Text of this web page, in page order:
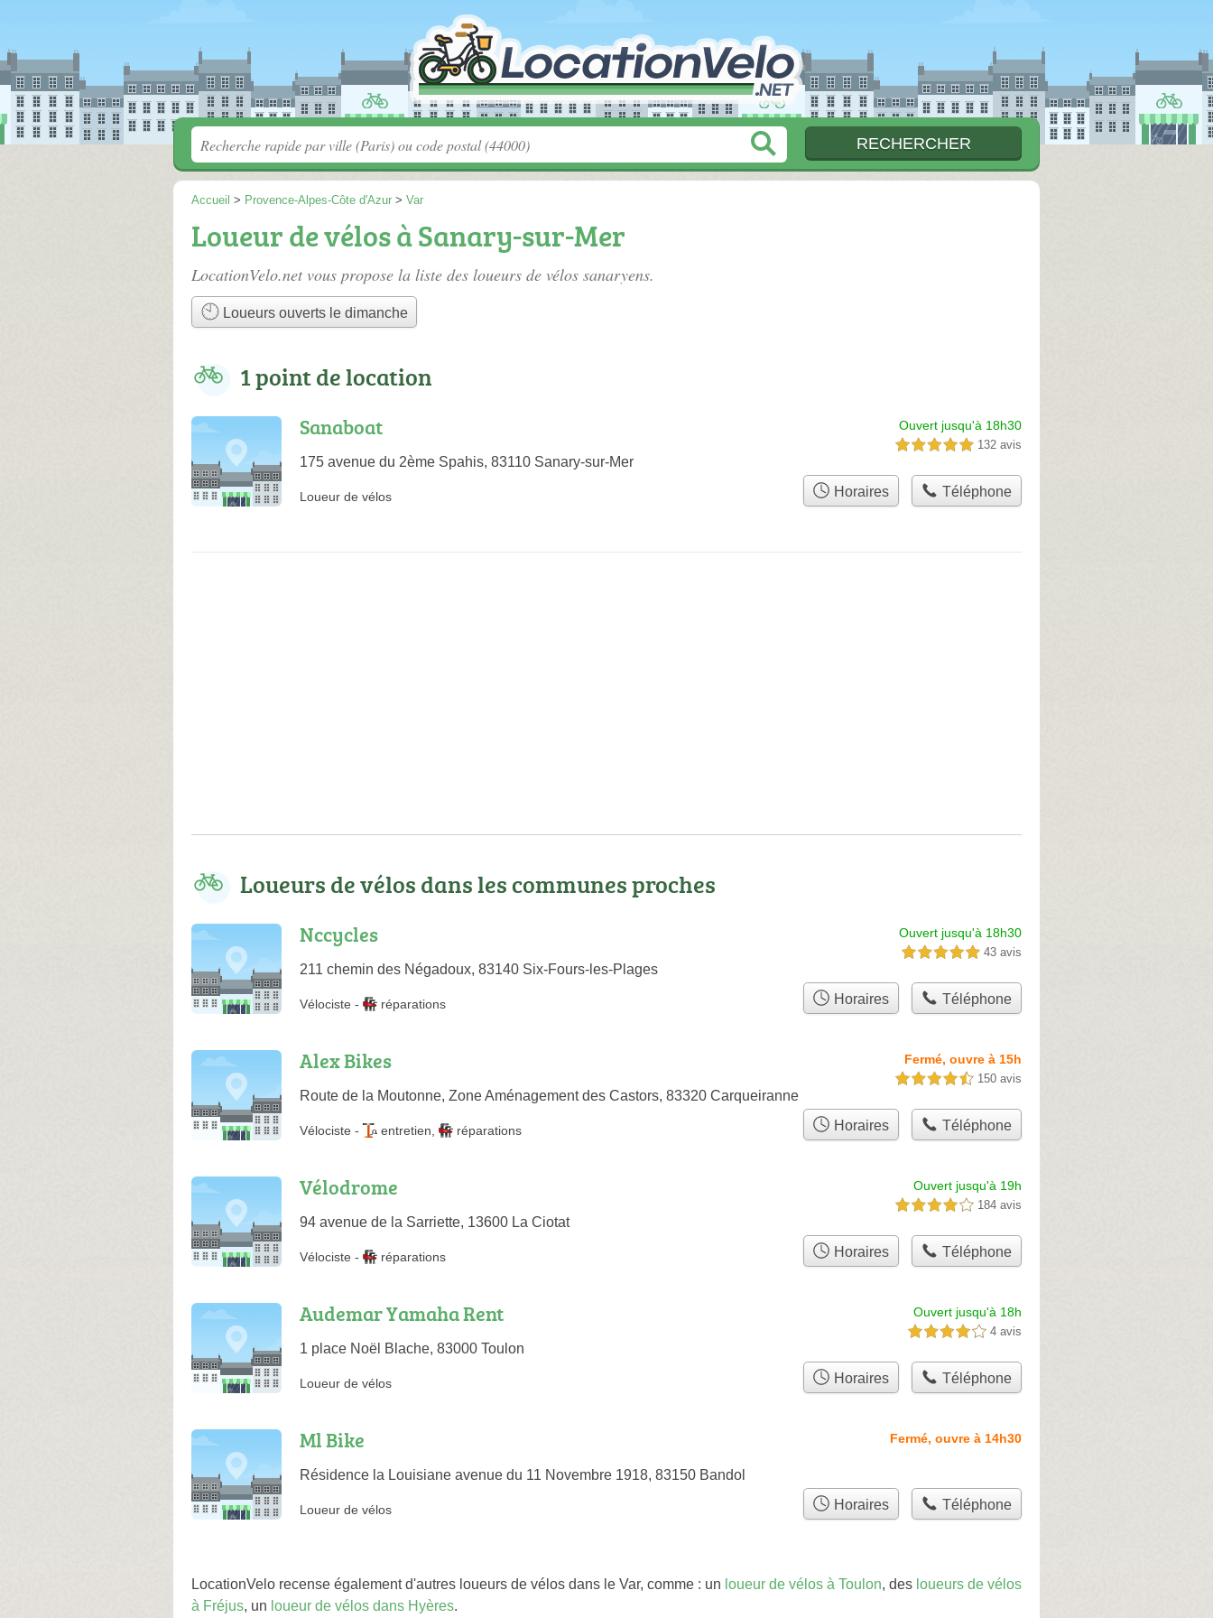
Accueil > Provence-Alpes-Côte d'Azur > Var
Loueur de vélos à Sanary-sur-Mer
LocationVelo.net vous propose la liste des loueurs de vélos sanaryens.
Loueurs ouverts le dimanche
1 point de location
Sanaboat
175 avenue du 2ème Spahis, 83110 Sanary-sur-Mer
Ouvert jusqu'à 18h30
5,0 étoiles sur 5 132 avis
Loueur de vélos Horaires Téléphone
Loueurs de vélos dans les communes proches
Nccycles
211 chemin des Négadoux, 83140 Six-Fours-les-Plages
Ouvert jusqu'à 18h30
5,0 étoiles sur 5 43 avis
Vélociste - réparations Horaires Téléphone
Alex Bikes
Route de la Moutonne, Zone Aménagement des Castors, 83320 Carqueiranne
Fermé, ouvre à 15h
4,5 étoiles sur 5 150 avis
Vélociste - entretien réparations Horaires Téléphone
Vélodrome
94 avenue de la Sarriette, 13600 La Ciotat
Ouvert jusqu'à 19h
4,0 étoiles sur 5 184 avis
Vélociste - réparations Horaires Téléphone
Audemar Yamaha Rent
1 place Noël Blache, 83000 Toulon
Ouvert jusqu'à 18h
4,0 étoiles sur 5 4 avis
Loueur de vélos Horaires Téléphone
Ml Bike
Résidence la Louisiane avenue du 11 Novembre 1918, 83150 Bandol
Fermé, ouvre à 14h30
Loueur de vélos Horaires Téléphone
LocationVelo recense également d'autres loueurs de vélos dans le Var, comme : un loueur de vélos à Toulon, des loueurs de vélos
à Fréjus, un loueur de vélos dans Hyères.